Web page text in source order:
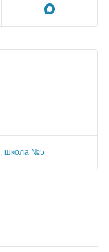
школа №5